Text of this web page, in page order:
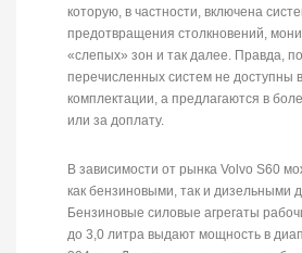
которую, в частности, включена
предотвращения столкновений,
«слепых» зон и так далее. Правда,
перечисленных систем не доступны
комплектации, а предлагаются в
или за доплату.
В зависимости от рынка Volvo S60
как бензиновыми, так и дизельными
Бензиновые силовые агрегаты
до 3,0 литра выдают мощность в